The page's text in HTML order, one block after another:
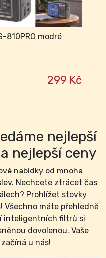
810PRO modré
299 Kč
nejlepší
nejlepší ceny
nabídky od mnoha
Nechcete ztrácet čas
Prohlížet stovky
Všechno máte přehledně
inteligentních filtrů si
dovolenou. Vaše
u nás!